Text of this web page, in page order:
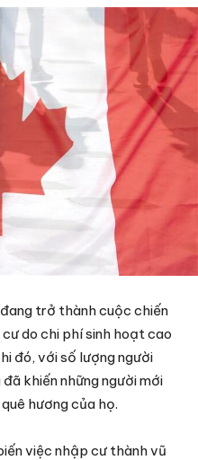
trở thành cuộc chiến
do chi phí sinh hoạt cao
đó, với số lượng người
khiến những người mới
hương của họ.
việc nhập cư thành vũ